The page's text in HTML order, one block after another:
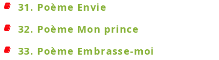
31. Poème Envie
32. Poème Mon prince
33. Poème Embrasse-moi